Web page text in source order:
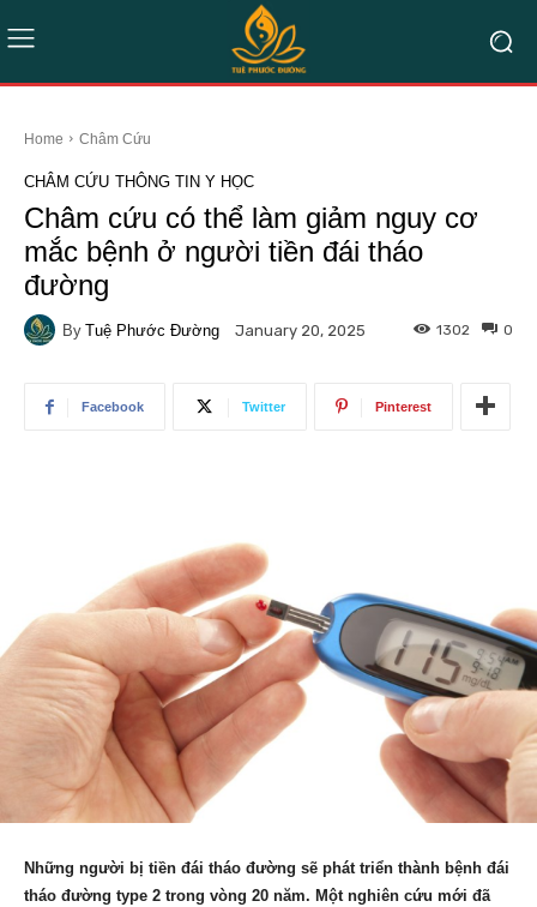
Home Châm Cứu
CHÂM CỨU THÔNG TIN Y HỌC
Châm cứu có thể làm giảm nguy cơ
mắc bệnh ở người tiền đái tháo
đường
By Tuệ Phước Đường January 20, 2025 0
1302
Facebook Twitter Pinterest
Những người bị tiền đái tháo đường sẽ phát triển thành bệnh đái
tháo đường type 2 trong vòng 20 năm. Một nghiên cứu mới đã